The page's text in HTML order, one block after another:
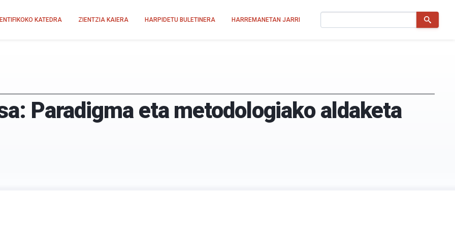
KATEDRA ZIENTZIA KAIERA HARPIDETU BULETINERA HARREMANETAN JARRI
Paradigma eta metodologiako aldaketa